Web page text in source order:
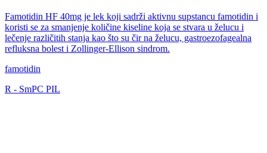
Famotidin HF 40mg je lek koji sadrži aktivnu supstancu famotidin i
koristi se za smanjenje količine kiseline koja se stvara u želucu i
lečenje različitih stanja kao što su čir na želucu, gastroezofagealna
refluksna bolest i Zollinger-Ellison sindrom.
famotidin
R - SmPC PIL